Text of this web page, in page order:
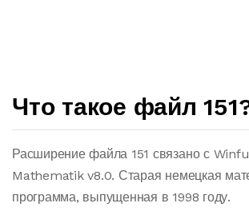
Что такое файл
Расширение файла 151 связано с
Mathematik v8.0. Старая немецкая
программа, выпущенная в 1998 году.